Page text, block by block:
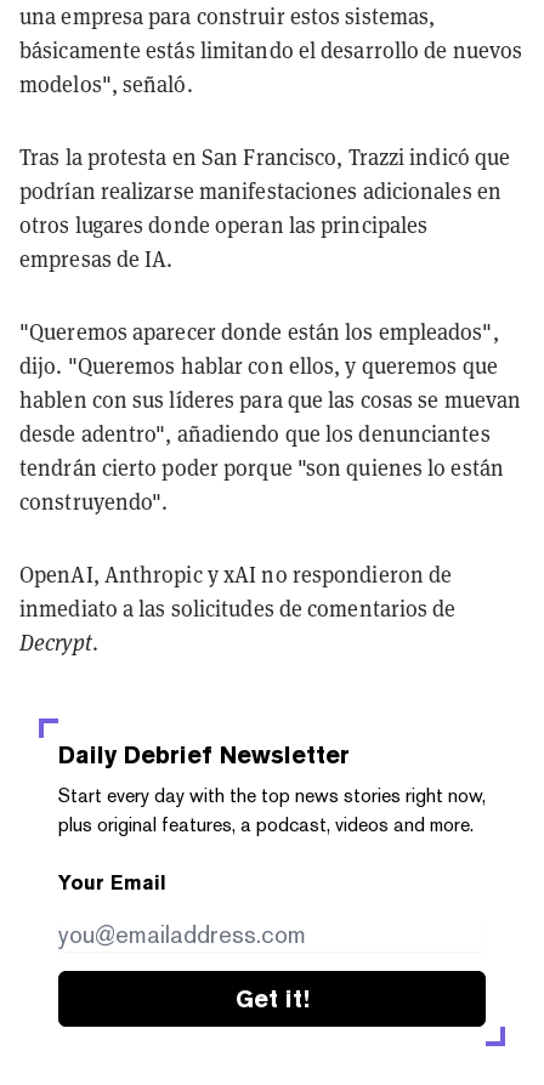
una empresa para construir estos sistemas,
básicamente estás limitando el desarrollo de nuevos
modelos", señaló.
Tras la protesta en San Francisco, Trazzi indicó que
podrían realizarse manifestaciones adicionales en
otros lugares donde operan las principales
empresas de IA.
"Queremos aparecer donde están los empleados",
dijo. "Queremos hablar con ellos, y queremos que
hablen con sus líderes para que las cosas se muevan
desde adentro", añadiendo que los denunciantes
tendrán cierto poder porque "son quienes lo están
construyendo".
OpenAI, Anthropic y xAI no respondieron de
inmediato a las solicitudes de comentarios de
Decrypt.
Daily Debrief Newsletter
Start every day with the top news stories right now,
plus original features, a podcast, videos and more.
Your Email
Get it!